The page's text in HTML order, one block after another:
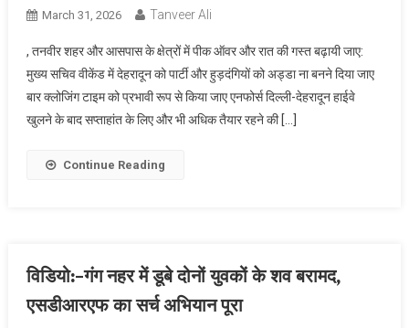
March 31, 2026 Tanveer Ali
, तनवीर शहर और आसपास के क्षेत्रों में पीक ऑवर और रात की गस्त बढ़ायी जाए:
मुख्य सचिव वीकेंड में देहरादून को पार्टी और हुड़दंगियों को अड्डा ना बनने दिया जाए
बार क्लोजिंग टाइम को प्रभावी रूप से किया जाए एनफोर्स दिल्ली-देहरादून हाईवे
खुलने के बाद सप्ताहांत के लिए और भी अधिक तैयार रहने की […]
Continue Reading
विडियो:-गंग नहर में डूबे दोनों युवकों के शव बरामद,
एसडीआरएफ का सर्च अभियान पूरा